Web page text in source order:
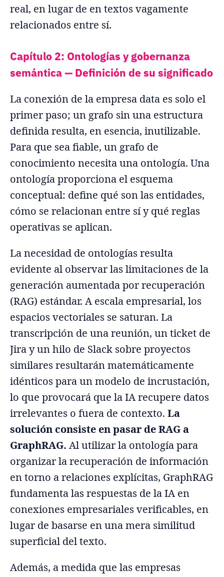
real, en lugar de en textos vagamente
relacionados entre sí.
Capítulo 2: Ontologías y gobernanza
semántica — Definición de su significado
La conexión de la empresa data es solo el
primer paso; un grafo sin una estructura
definida resulta, en esencia, inutilizable.
Para que sea fiable, un grafo de
conocimiento necesita una ontología. Una
ontología proporciona el esquema
conceptual: define qué son las entidades,
cómo se relacionan entre sí y qué reglas
operativas se aplican.
La necesidad de ontologías resulta
evidente al observar las limitaciones de la
generación aumentada por recuperación
(RAG) estándar. A escala empresarial, los
espacios vectoriales se saturan. La
transcripción de una reunión, un ticket de
Jira y un hilo de Slack sobre proyectos
similares resultarán matemáticamente
idénticos para un modelo de incrustación,
lo que provocará que la IA recupere datos
irrelevantes o fuera de contexto.La
solución consiste en pasar de RAG a
GraphRAG. Al utilizar la ontología para
organizar la recuperación de información
en torno a relaciones explícitas, GraphRAG
fundamenta las respuestas de la IA en
conexiones empresariales verificables, en
lugar de basarse en una mera similitud
superficial del texto.
Además, a medida que las empresas